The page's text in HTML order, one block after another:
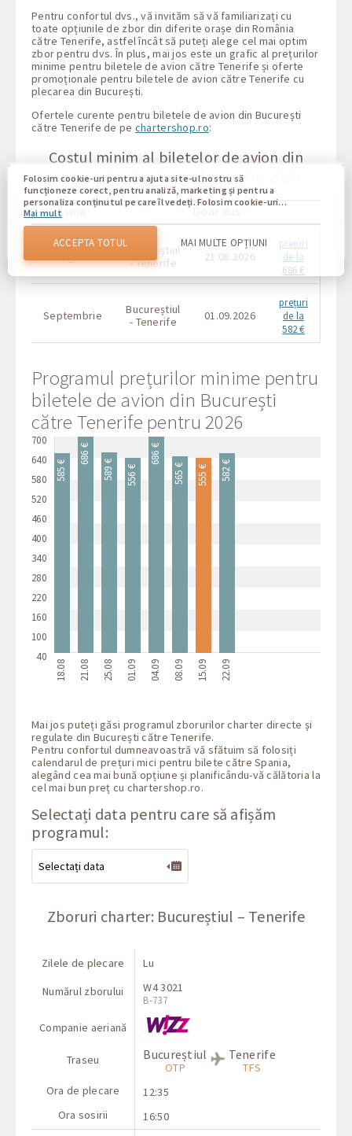
Pentru confortul dvs., vă invităm să vă familiarizați cu
toate opțiunile de zbor din diferite orașe din România
către Tenerife, astfel încât să puteți alege cel mai optim
zbor pentru dvs. În plus, mai jos este un grafic al prețurilor
minime pentru biletele de avion către Tenerife și oferte
promoționale pentru biletele de avion către Tenerife cu
plecarea din București.
Ofertele curente pentru biletele de avion din București
către Tenerife de pe chartershop.ro:
Costul minim al biletelor de avion din
București către Tenerife pentru 2026
Luna Doar dus
Bucureștiul
- Tenerife
21.08.2026
prețuri
de la
686 €
Septembrie
Bucureștiul
- Tenerife
01.09.2026
prețuri
de la
582 €
Programul prețurilor minime pentru
biletele de avion din București
către Tenerife pentru 2026
700
640
580
520
460
400
340
280
220
160
100
40
585 €
18.08
686 €
21.08
589 €
25.08
556 €
01.09
686 €
04.09
565 €
08.09
555 €
15.09
582 €
22.09
Mai jos puteți găsi programul zborurilor charter directe și
regulate din București către Tenerife.
Pentru confortul dumneavoastră vă sfătuim să folosiți
calendarul de prețuri mici pentru bilete către Spania,
alegând cea mai bună opțiune și planificându-vă călătoria la
cel mai bun preț cu chartershop.ro.
Selectați data pentru care să afișăm
programul:
Zboruri charter: Bucureștiul – Tenerife
Zilele de plecare
Numărul zborului
Companie aeriană
Traseu
Ora de plecare
Ora sosirii
Lu
W4 3021
B-737
Bucureștiul
OTP
Tenerife
TFS
12:35
16:50
Folosim cookie-uri pentru a ajuta site-ul nostru să
funcționeze corect, pentru analiză, marketing și pentru a
personaliza conținutul pe care îl vedeți. Folosim cookie-uri
pentru a vă deosebi de alți utilizatori ai site-ului nostru.
Înțelegerea modului în care utilizați site-ul nostru ne ajută
să vă oferim cea mai bună experiență posibilă și să facem
modificări pentru a îmbunătăți site-ul nostru în viitor. Prin
confirmare, sunteți de acord cu utilizarea tuturor acestor
butonul de setări cookie sau în orice moment vizitând
Mai mult
ACCEPTA TOTUL MAI MULTE OPȚIUNI